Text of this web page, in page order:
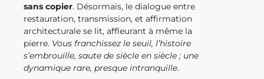
sans copier. Désormais, le dialogue entre
restauration, transmission, et affirmation
architecturale se lit, affleurant à même la
pierre. Vous franchissez le seuil, l’histoire
s’embrouille, saute de siècle en siècle ; une
dynamique rare, presque intranquille.